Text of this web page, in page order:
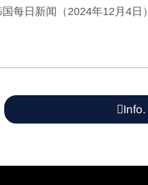
每日新闻（2024年12月4日）
Info.